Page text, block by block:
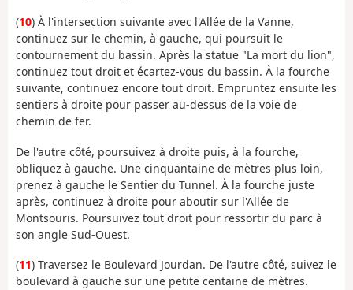
(10) À l'intersection suivante avec l'Allée de la Vanne,
continuez sur le chemin, à gauche, qui poursuit le
contournement du bassin. Après la statue "La mort du lion",
continuez tout droit et écartez-vous du bassin. À la fourche
suivante, continuez encore tout droit. Empruntez ensuite les
sentiers à droite pour passer au-dessus de la voie de
chemin de fer.
De l'autre côté, poursuivez à droite puis, à la fourche,
obliquez à gauche. Une cinquantaine de mètres plus loin,
prenez à gauche le Sentier du Tunnel. À la fourche juste
après, continuez à droite pour aboutir sur l'Allée de
Montsouris. Poursuivez tout droit pour ressortir du parc à
son angle Sud-Ouest.
(11) Traversez le Boulevard Jourdan. De l'autre côté, suivez le
boulevard à gauche sur une petite centaine de mètres.